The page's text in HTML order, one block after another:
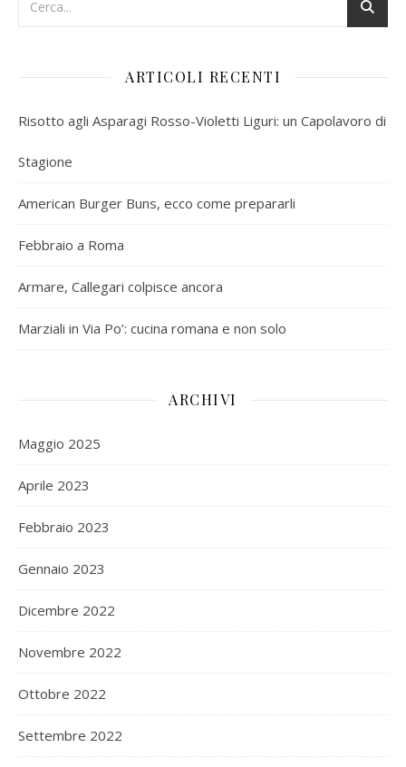
ARTICOLI RECENTI
Risotto agli Asparagi Rosso-Violetti Liguri: un Capolavoro di
Stagione
American Burger Buns, ecco come prepararli
Febbraio a Roma
Armare, Callegari colpisce ancora
Marziali in Via Po’: cucina romana e non solo
ARCHIVI
Maggio 2025
Aprile 2023
Febbraio 2023
Gennaio 2023
Dicembre 2022
Novembre 2022
Ottobre 2022
Settembre 2022